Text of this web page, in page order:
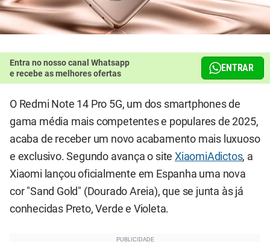
Entra no nosso canal Whatsapp
e recebe as melhores ofertas
ENTRAR
O Redmi Note 14 Pro 5G, um dos smartphones de
gama média mais competentes e populares de 2025,
acaba de receber um novo acabamento mais luxuoso
e exclusivo. Segundo avança o siteXiaomiAdictos, a
Xiaomi lançou oficialmente em Espanha uma nova
cor "Sand Gold" (Dourado Areia), que se junta às já
conhecidas Preto, Verde e Violeta.